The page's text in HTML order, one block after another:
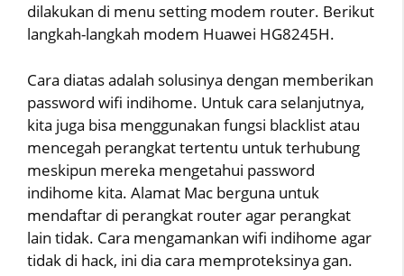
dilakukan di menu setting modem router. Berikut
langkah-langkah modem Huawei HG8245H.
Cara diatas adalah solusinya dengan memberikan
password wifi indihome. Untuk cara selanjutnya,
kita juga bisa menggunakan fungsi blacklist atau
mencegah perangkat tertentu untuk terhubung
meskipun mereka mengetahui password
indihome kita. Alamat Mac berguna untuk
mendaftar di perangkat router agar perangkat
lain tidak. Cara mengamankan wifi indihome agar
tidak di hack, ini dia cara memproteksinya gan.